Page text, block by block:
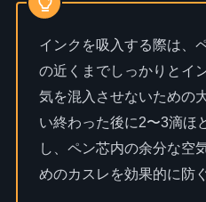
インクを吸入する際は、
の近くまでしっかりとイ
気を混入させないための
い終わった後に2〜3滴ほ
し、ペン芯内の余分な空
めのカスレを効果的に防